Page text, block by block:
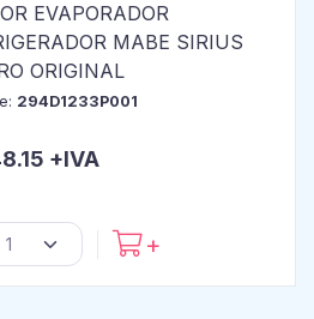
EVAPORADOR
MABE SIRIUS
ORIGINAL
294D1233P001
+IVA